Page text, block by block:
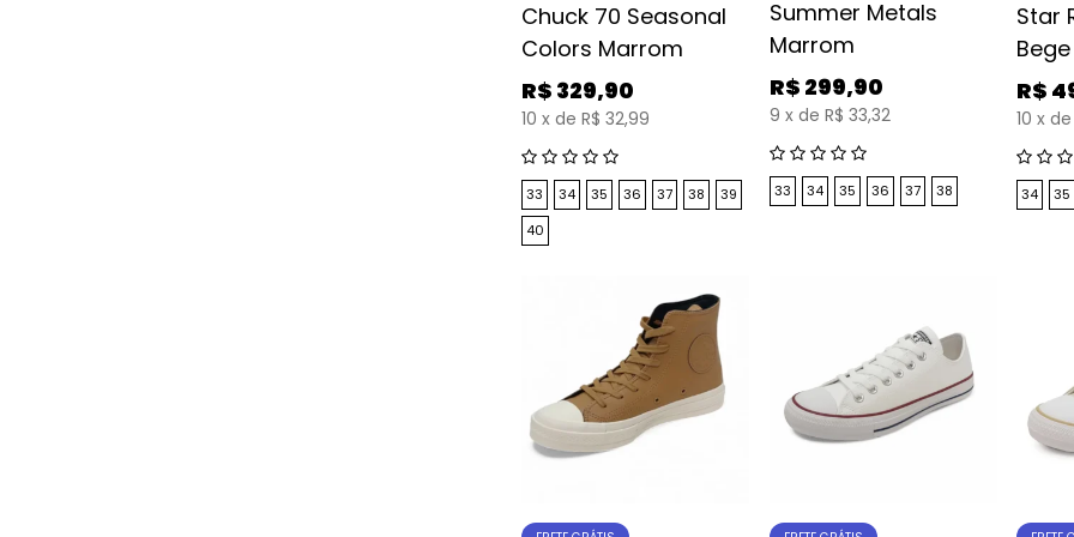
Chuck 70 Seasonal
Colors Marrom
R$ 329,90
10 x de R$ 32,99
33 34 35 36 37 38
39
40
Summer Metals
Marrom
R$ 299,90
9 x de R$ 33,32
33 34 35 36 37 38
Star
Bege
R$
10 x de
34 35